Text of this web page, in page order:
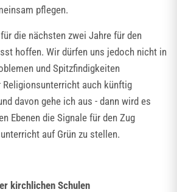
pflegen.
die nächsten zwei Jahre für den
hoffen. Wir dürfen uns jedoch nicht in
und Spitzfindigkeiten
auch künftig
davon gehe ich aus - dann wird es
Ebenen die Signale für den Zug
auf Grün zu stellen.
kirchlichen Schulen